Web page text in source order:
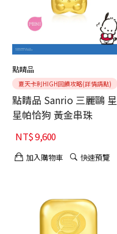
點睛品
夏天卡利HIGH回饋攻略(詳情請點)
點睛品 Sanrio 三麗鷗 星
星帕恰狗 黃金串珠
NT$9,600
加入購物車 快速預覽